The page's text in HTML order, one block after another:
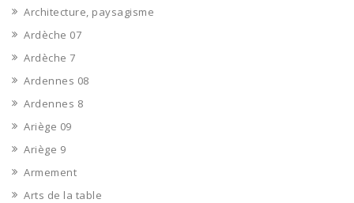
Architecture, paysagisme
Ardèche 07
Ardèche 7
Ardennes 08
Ardennes 8
Ariège 09
Ariège 9
Armement
Arts de la table